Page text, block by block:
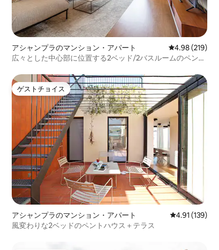
アシャンプラのマンション・アパート レビュー219
4.98 (219)
広々とした中心部に位置する2ベッド/2バスルームのペント
ゲストチョイス
ゲストチョイス
アシャンプラのマンション・アパート レビュー139
4.91 (139)
風変わりな2ベッドのペントハウス＋テラス